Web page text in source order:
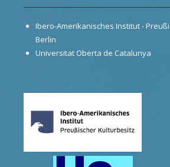
Ibero-Amerikanisches Institut -
Berlin
Universitat Oberta de Catalunya